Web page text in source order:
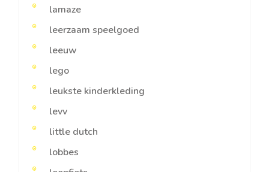
lamaze
leerzaam speelgoed
leeuw
lego
leukste kinderkleding
levv
little dutch
lobbes